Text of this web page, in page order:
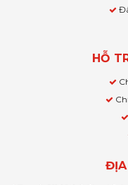
HỖ
ĐỊA